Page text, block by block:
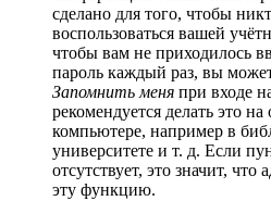
сделано для того, чтобы
воспользоваться вашей
чтобы вам не приходилось
пароль каждый раз, вы
Запомнить меня при входе
рекомендуется делать это
компьютере, например в
университете и т. д. Если
отсутствует, это значит,
эту функцию.